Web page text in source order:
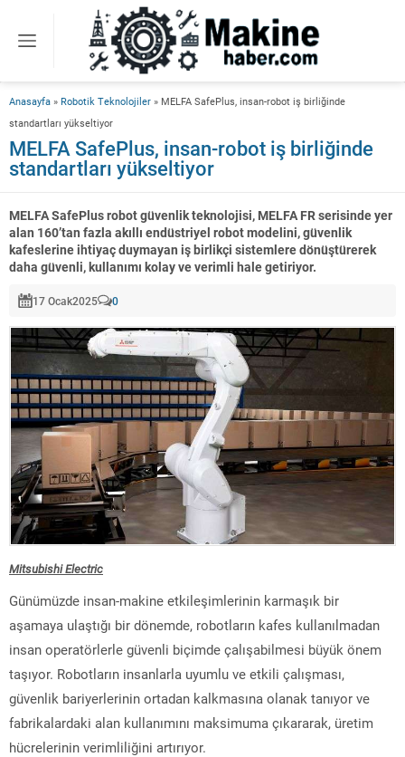
Anasayfa » Robotik Teknolojiler » MELFA SafePlus, insan-robot iş birliğinde
standartları yükseltiyor
MELFA SafePlus, insan-robot iş birliğinde
standartları yükseltiyor
MELFA SafePlus robot güvenlik teknolojisi, MELFA FR serisinde yer
alan 160’tan fazla akıllı endüstriyel robot modelini, güvenlik
kafeslerine ihtiyaç duymayan iş birlikçi sistemlere dönüştürerek
daha güvenli, kullanımı kolay ve verimli hale getiriyor.
17 Ocak2025 0
Mitsubishi Electric
Günümüzde insan-makine etkileşimlerinin karmaşık bir
aşamaya ulaştığı bir dönemde, robotların kafes kullanılmadan
insan operatörlerle güvenli biçimde çalışabilmesi büyük önem
taşıyor. Robotların insanlarla uyumlu ve etkili çalışması,
güvenlik bariyerlerinin ortadan kalkmasına olanak tanıyor ve
fabrikalardaki alan kullanımını maksimuma çıkararak, üretim
hücrelerinin verimliliğini artırıyor.